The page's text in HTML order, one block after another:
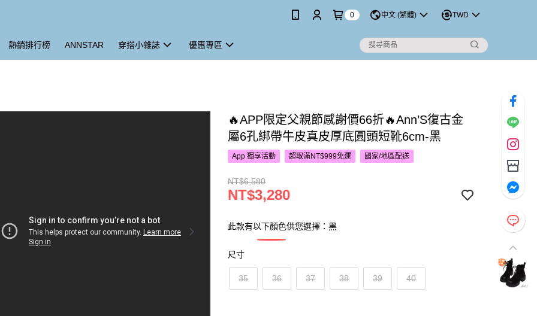
0 中文 (繁體) TWD
熱銷排行榜 ANNSTAR 穿搭小雜誌 優惠專區
🔥APP限定父親節感謝價66折🔥Ann’S復古金
屬6孔綁帶牛皮真皮厚底圓頭短靴6cm-黑
App 獨享活動 超取滿NT$999免運 國家/地區配送
NT$6,580
NT$3,280
此款有以下顏色供您選擇：黑
尺寸
35 36 37 38 39 40